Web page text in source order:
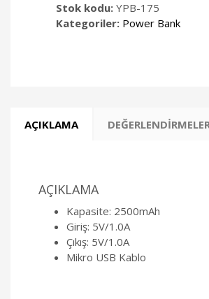
Stok kodu: YPB-175
Kategoriler: Power Bank
AÇIKLAMA
AÇIKLAMA
Kapasite: 2500mAh
Giriş: 5V/1.0A
Çıkış: 5V/1.0A
Mikro USB Kablo